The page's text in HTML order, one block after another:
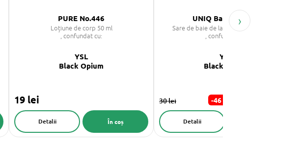
PURE No.446
Loțiune de corp 50 ml
, confundat cu:
YSL
Black Opium
19 lei
În coș
Detalii
UNIQ Bath - MOON
Sare de baie de la Marea Moartă 100g
, confundat cu:
YSL
Black Opium
30 lei -46 %
Detalii
›